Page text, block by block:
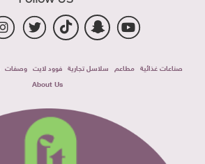
صناعات غذائية مطاعم سلاسل تجارية فوود لايت وصفات
About Us